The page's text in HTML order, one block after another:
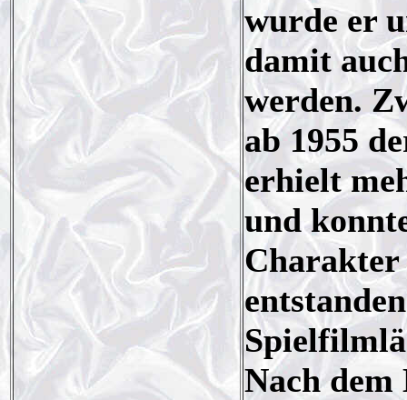
wurde er
damit
werden.
ab 1955
erhielt
und
Charakter
Nach dem